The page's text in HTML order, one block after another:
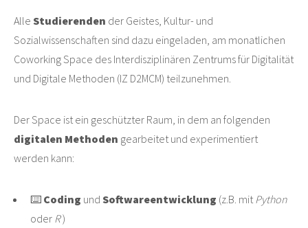
Alle Studierenden der Geistes, Kultur- und
Sozialwissenschaften sind dazu eingeladen, am monatlichen
Coworking Space des Interdisziplinären Zentrums für Digitalität
und Digitale Methoden (IZ D2MCM) teilzunehmen.
Der Space ist ein geschützter Raum, in dem an folgenden
digitalen Methoden gearbeitet und experimentiert
werden kann:
⌨️ Coding und Softwareentwicklung (z.B. mitPython
oder R)